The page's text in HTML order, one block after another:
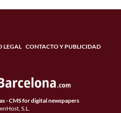
LEGAL CONTACTO Y PUBLICIDAD
- CMS for digital newspapers
S.L.